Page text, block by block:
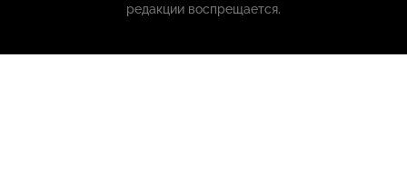
редакции воспрещается.